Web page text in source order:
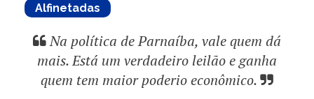
Alfinetadas
Na política de Parnaíba, vale quem dá
mais. Está um verdadeiro leilão e ganha
quem tem maior poderio econômico.